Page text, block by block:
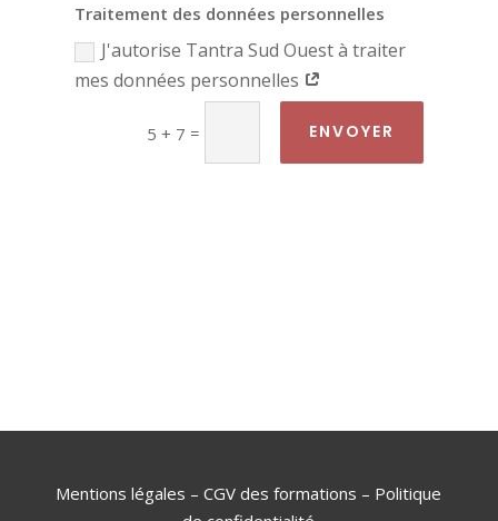
Traitement des données personnelles
J'autorise Tantra Sud Ouest à traiter
mes données personnelles
5 + 7 = ENVOYER
Mentions légales –CGV des formations – Politique